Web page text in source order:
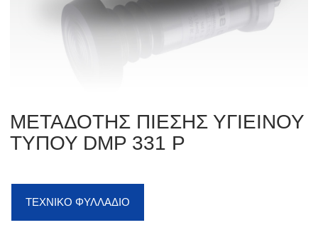
ΜΕΤΑΔΟΤΗΣ ΠΙΕΣΗΣ ΥΓΙΕΙΝΟΥ
ΤΥΠΟΥ DMP 331 P
ΤΕΧΝΙΚΟ ΦΥΛΛΑΔΙΟ